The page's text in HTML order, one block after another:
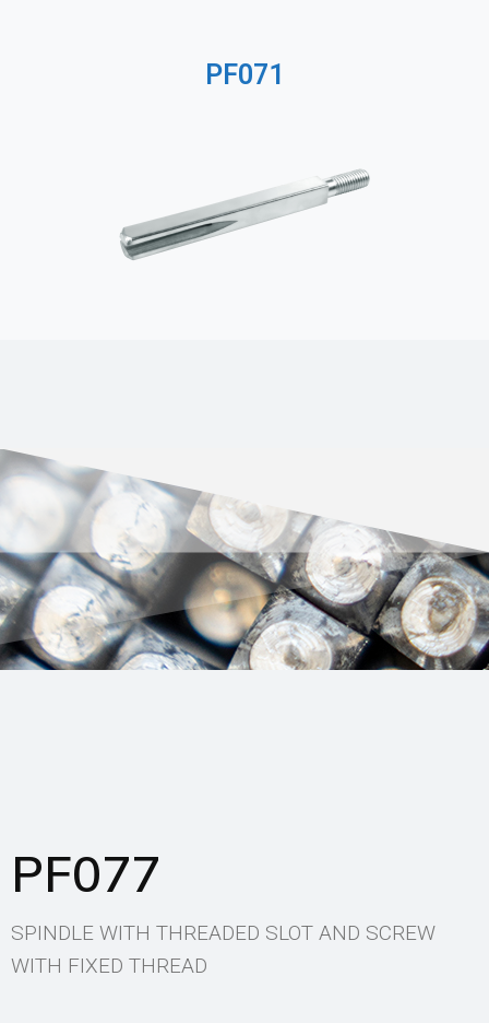
PF071
PF077
SPINDLE WITH THREADED SLOT AND SCREW
WITH FIXED THREAD